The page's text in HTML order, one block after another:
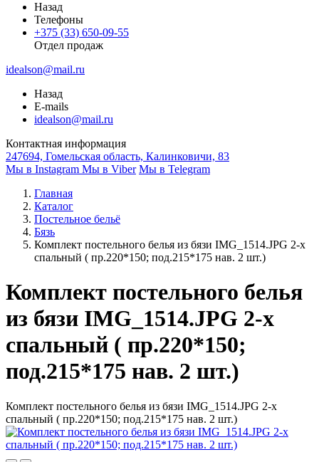
Назад
Телефоны
+375 (33) 650-09-55
Отдел продаж
idealson@mail.ru
Назад
E-mails
idealson@mail.ru
Контактная информация
247694, Гомельская область, Калинковичи, 83
Мы в Instagram Мы в Viber Мы в Telegram
Главная
Каталог
Постельное бельё
Бязь
Комплект постельного белья из бязи IMG_1514.JPG 2-х
спальный ( пр.220*150; под.215*175 нав. 2 шт.)
Комплект постельного белья
из бязи IMG_1514.JPG 2-х
спальный ( пр.220*150;
под.215*175 нав. 2 шт.)
Комплект постельного белья из бязи IMG_1514.JPG 2-х
спальный ( пр.220*150; под.215*175 нав. 2 шт.)